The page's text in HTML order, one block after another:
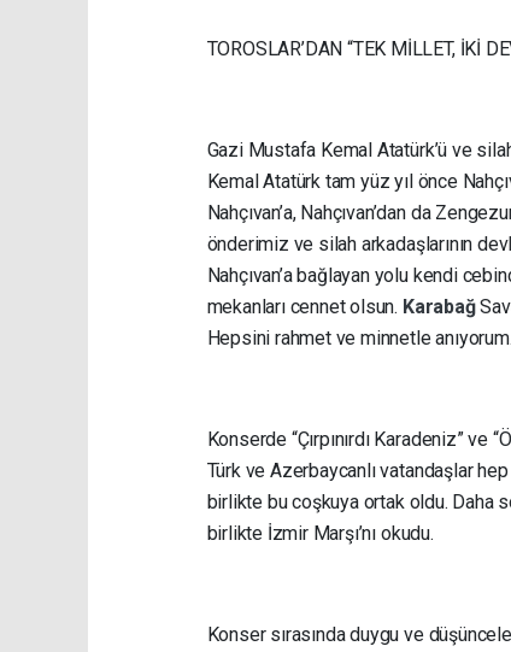
TOROSLAR’DAN “TEK MİLLET, İKİ
Gazi Mustafa Kemal Atatürk’ü ve
Kemal Atatürk tam yüz yıl önce
Nahçıvan’a, Nahçıvan’dan da
önderimiz ve silah arkadaşlarının
Nahçıvan’a bağlayan yolu kendi
mekanları cennet olsun. Karabağ
Hepsini rahmet ve minnetle
Konserde “Çırpınırdı Karadeniz”
Türk ve Azerbaycanlı vatandaşlar
birlikte bu coşkuya ortak oldu. Daha
birlikte İzmir Marşı’nı okudu.
Konser sırasında duygu ve